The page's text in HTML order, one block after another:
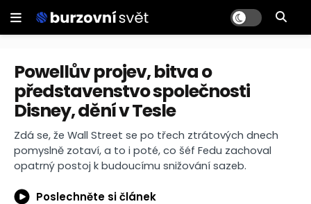
Powellův projev, bitva o
představenstvo společnosti
Disney, dění v Tesle
Zdá se, že Wall Street se po třech ztrátových dnech
pomyslně zotaví, a to i poté, co šéf Fedu zachoval
opatrný postoj k budoucímu snižování sazeb.
Poslechněte si článek